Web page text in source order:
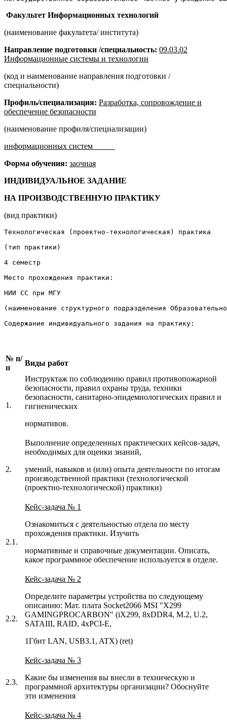
Факультет Информационных технологий
(наименование факультета/ института)
Направление подготовки /специальность: 09.03.02
Информационные системы и технологии
(код и наименование направления подготовки /
специальности)
Профиль/специализация: Разработка, сопровождение и
обеспечение безопасности
(наименование профиля/специализации)
информационных систем
Форма обучения: заочная
ИНДИВИДУАЛЬНОЕ ЗАДАНИЕ
НА ПРОИЗВОДСТВЕННУЮ ПРАКТИКУ
(вид практики)
Технологическая (проектно-технологическая) практика
(тип практики)
4 семестр
Место прохождения практики:
НИИ СС при МГУ
(наименование структурного подразделения
Содержание индивидуального задания на практику:
№ п/
п
Виды работ
1.
Инструктаж по соблюдению правил противопожарной
безопасности, правил охраны труда, техники
безопасности, санитарно-эпидемиологических правил и
гигиенических
нормативов.
2.
Выполнение определенных практических кейсов-задач,
необходимых для оценки знаний,
умений, навыков и (или) опыта деятельности по итогам
производственной практики (технологической
(проектно-технологической) практики)
2.1.
Кейс-задача № 1
Ознакомиться с деятельностью отдела по месту
прохождения практики. Изучить
нормативные и справочные документации. Описать,
какое программное обеспечение используется в отделе.
2.2.
Кейс-задача № 2
Определите параметры устройства по следующему
описанию: Мат. плата Socket2066 MSI "X299
GAMINGPROCARBON" (iX299, 8xDDR4, M.2, U.2,
SATAIII, RAID, 4xPCI-E,
1Гбит LAN, USB3.1, ATX) (ret)
2.3.
Кейс-задача № 3
Какие бы изменения вы внесли в техническую и
программной архитектуры организации? Обоснуйте
эти изменения
Кейс-задача № 4